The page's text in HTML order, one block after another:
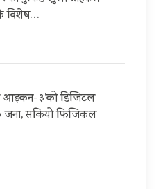
विशेष…
आइकन-३’को डिजिटल
जना, सकियो फिजिकल